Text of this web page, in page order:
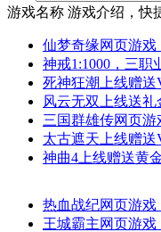
游戏名称 游戏介绍，快
仙梦奇缘网页游
神戒1:1000，三职
死神狂潮 上线赠
风云无双 上线送
三国群雄传网页
太古遮天 上线赠
神曲4 上线赠送黄
热血战纪网页游
王城霸主网页游戏